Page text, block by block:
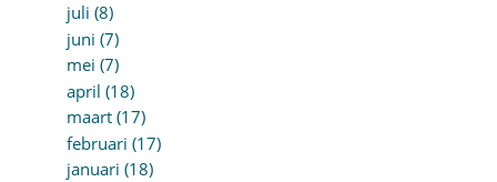
juli (8)
juni (7)
mei (7)
april (18)
maart (17)
februari (17)
januari (18)